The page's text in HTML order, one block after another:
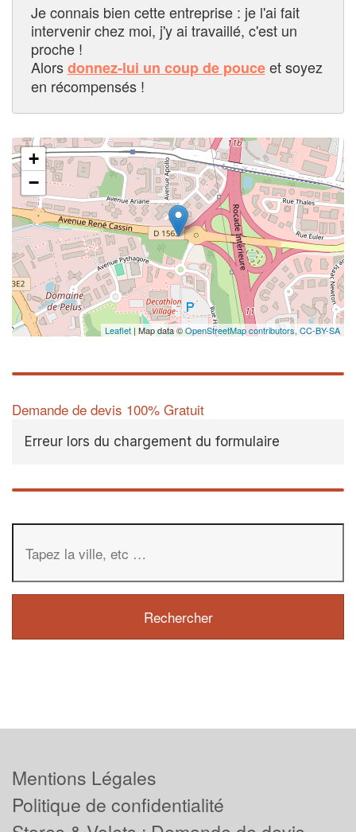
Je connais bien cette entreprise : je l'ai fait
intervenir chez moi, j'y ai travaillé, c'est un
proche !
Alorsdonnez-lui un coup de pouceet soyez
en récompensés !
+
−
Leaflet | Map data ©OpenStreetMap contributors, CC-BY-SA
Demande de devis 100% Gratuit
Erreur lors du chargement du formulaire
Mentions Légales
Politique de confidentialité